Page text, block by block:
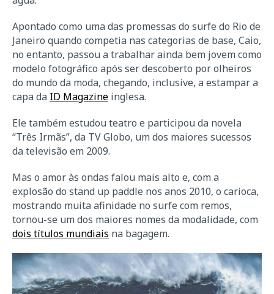
Apontado como uma das promessas do surfe do Rio de
Janeiro quando competia nas categorias de base, Caio,
no entanto, passou a trabalhar ainda bem jovem como
modelo fotográfico após ser descoberto por olheiros
do mundo da moda, chegando, inclusive, a estampar a
capa da ID Magazine inglesa.
Ele também estudou teatro e participou da novela
“Três Irmãs”, da TV Globo, um dos maiores sucessos
da televisão em 2009.
Mas o amor às ondas falou mais alto e, com a
explosão do stand up paddle nos anos 2010, o carioca,
mostrando muita afinidade no surfe com remos,
tornou-se um dos maiores nomes da modalidade, com
dois títulos mundiais na bagagem.